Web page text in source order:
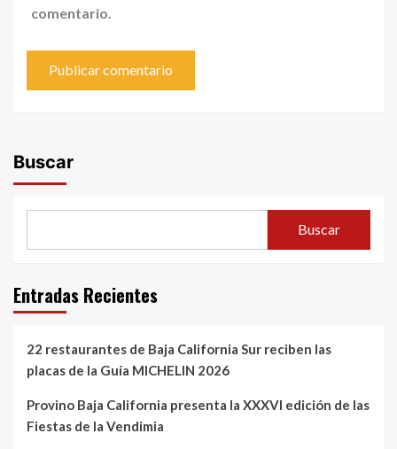
comentario.
Buscar
Buscar
Entradas Recientes
22 restaurantes de Baja California Sur reciben las
placas de la Guía MICHELIN 2026
Provino Baja California presenta la XXXVI edición de las
Fiestas de la Vendimia